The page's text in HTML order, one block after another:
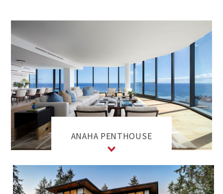
ANAHA PENTHOUSE